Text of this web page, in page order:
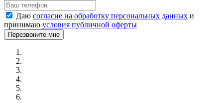
Даю согласие на обработку персональных данных и
принимаю условия публичной оферты
Перезвоните мне